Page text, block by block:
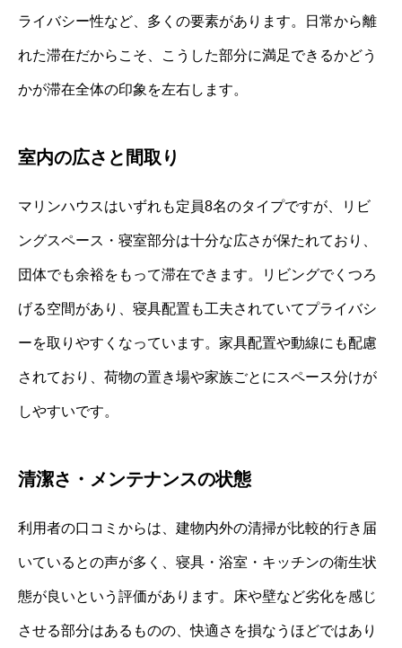
ライバシー性など、多くの要素があります。日常から離
れた滞在だからこそ、こうした部分に満足できるかどう
かが滞在全体の印象を左右します。
室内の広さと間取り
マリンハウスはいずれも定員8名のタイプですが、リビ
ングスペース・寝室部分は十分な広さが保たれており、
団体でも余裕をもって滞在できます。リビングでくつろ
げる空間があり、寝具配置も工夫されていてプライバシ
ーを取りやすくなっています。家具配置や動線にも配慮
されており、荷物の置き場や家族ごとにスペース分けが
しやすいです。
清潔さ・メンテナンスの状態
利用者の口コミからは、建物内外の清掃が比較的行き届
いているとの声が多く、寝具・浴室・キッチンの衛生状
態が良いという評価があります。床や壁など劣化を感じ
させる部分はあるものの、快適さを損なうほどではあり